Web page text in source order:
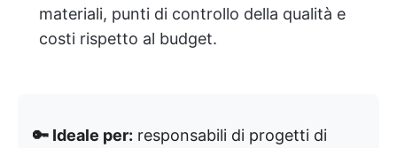
materiali, punti di controllo della qualità e
costi rispetto al budget.
🔑 Ideale per: responsabili di progetti di